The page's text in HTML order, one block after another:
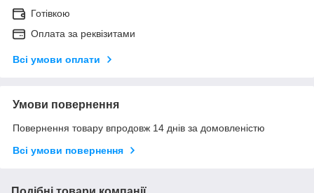
Готівкою
Оплата за реквізитами
Всі умови оплати
Умови повернення
Повернення товару впродовж 14 днів за домовленістю
Всі умови повернення